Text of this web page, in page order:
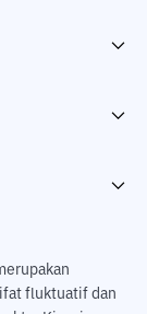
fluktuatif dan